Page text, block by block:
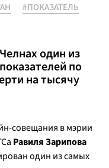
#ПОКАЗАТЕЛЬ
один из
по
на тысячу
совещания в мэрии
Равиля Зарипова
один из самых